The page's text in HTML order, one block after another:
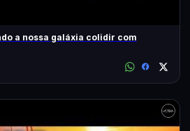
a nossa galáxia colidir com